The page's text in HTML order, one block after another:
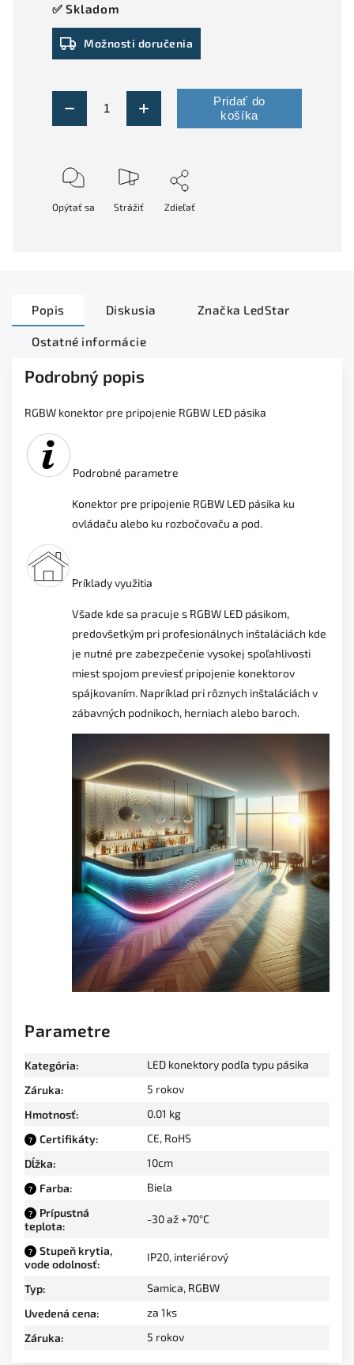
✅ Skladom
Možnosti doručenia
Pridať do
košíka
Opýtať sa Strážiť Zdieľať
Popis Diskusia Značka LedStar
Ostatné informácie
Podrobný popis
RGBW konektor pre pripojenie RGBW LED pásika
Podrobné parametre
Konektor pre pripojenie RGBW LED pásika ku
ovládaču alebo ku rozbočovaču a pod.
Príklady využitia
Všade kde sa pracuje s RGBW LED pásikom,
predovšetkým pri profesionálnych inštaláciách kde
je nutné pre zabezpečenie vysokej spoľahlivosti
miest spojom previesť pripojenie konektorov
spájkovaním. Napríklad pri rôznych inštaláciách v
zábavných podnikoch, herniach alebo baroch.
Parametre
Kategória:
LED konektory podľa typu pásika
Záruka:
5 rokov
Hmotnosť: 0.01 kg
? Certifikáty:
CE, RoHS
Dĺžka: 10cm
? Farba: Biela
?
Prípustná
teplota:
-30 až +70°C
?
Stupeň krytia,
vode odolnosť:
IP20, interiérový
Typ: Samica, RGBW
Uvedená cena:
za 1ks
Záruka: 5 rokov